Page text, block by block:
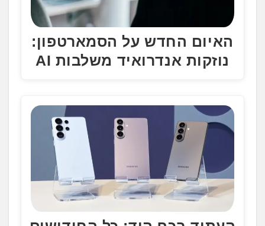
האיום החדש על הסמארטפון:
נוזקות אנדרואיד משלבות AI